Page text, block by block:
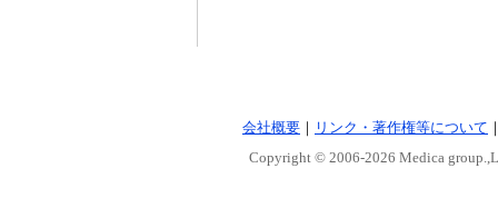
会社概要 ｜ リンク・著作権等について
Copyright © 2006-2026 Medica